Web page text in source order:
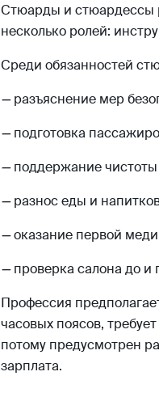
Стюарды и стюардессы
несколько ролей:
Среди обязанностей
—разъяснение мер
—подготовка
—поддержание чистоты
—разнос еды и
—оказание первой
—проверка салона до и
Профессия
часовых поясов,
потому предусмотрен
зарплата.